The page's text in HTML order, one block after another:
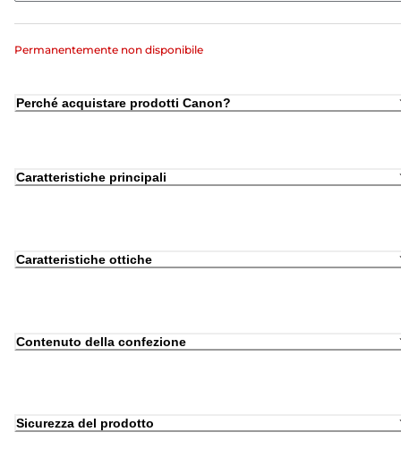
Permanentemente non disponibile
Perché acquistare prodotti Canon?
Caratteristiche principali
Caratteristiche ottiche
Contenuto della confezione
Sicurezza del prodotto